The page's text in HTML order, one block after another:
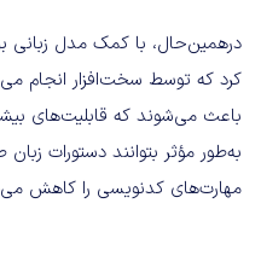
درهمین‌حال، با کمک مدل زبانی
باعث می‌شوند که قابلیت‌های
به‌طور مؤثر بتوانند دستورات
مهارت‌های کدنویسی را کاهش